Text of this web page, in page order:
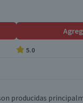
5.0
producidas